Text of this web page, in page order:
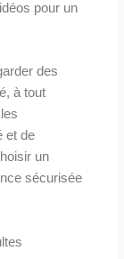
pour un
des
à tout
et de
un
sécurisée